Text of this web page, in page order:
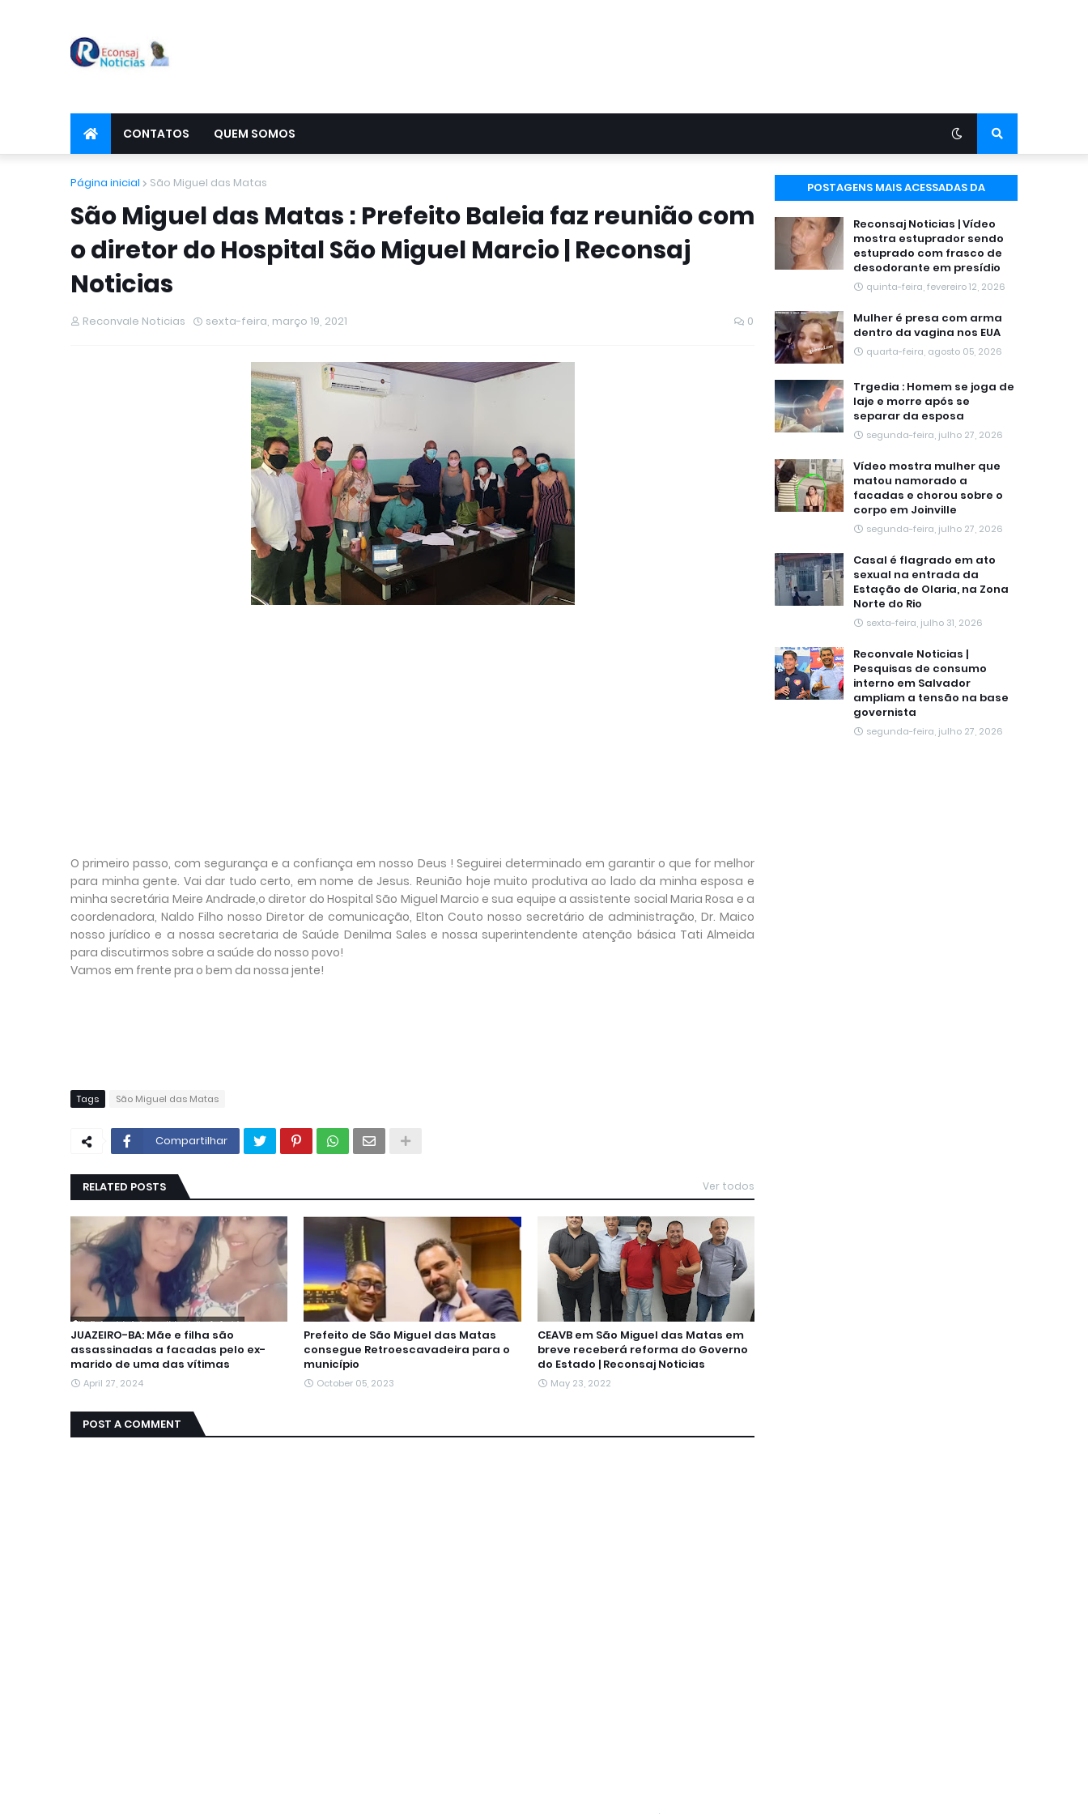
CONTATOS QUEM SOMOS
Página inicial São Miguel das Matas
São Miguel das Matas : Prefeito Baleia faz reunião com
o diretor do Hospital São Miguel Marcio | Reconsaj
Noticias
Reconvale Noticias sexta-feira, março 19, 2021 0
O primeiro passo, com segurança e a confiança em nosso Deus ! Seguirei determinado em garantir o que for melhor
para minha gente. Vai dar tudo certo, em nome de Jesus. Reunião hoje muito produtiva ao lado da minha esposa e
minha secretária Meire Andrade,o diretor do Hospital São Miguel Marcio e sua equipe a assistente social Maria Rosa e a
coordenadora, Naldo Filho nosso Diretor de comunicação, Elton Couto nosso secretário de administração, Dr. Maico
nosso jurídico e a nossa secretaria de Saúde Denilma Sales e nossa superintendente atenção básica Tati Almeida
para discutirmos sobre a saúde do nosso povo!
Vamos em frente pra o bem da nossa jente!
Tags São Miguel das Matas
Compartilhar
RELATED POSTS Ver todos
JUAZEIRO-BA: Mãe e filha são
assassinadas a facadas pelo ex-
marido de uma das vítimas
April 27, 2024
Prefeito de São Miguel das Matas
consegue Retroescavadeira para o
município
October 05, 2023
CEAVB em São Miguel das Matas em
breve receberá reforma do Governo
do Estado | Reconsaj Noticias
May 23, 2022
POST A COMMENT
POSTAGENS MAIS ACESSADAS DA
Reconsaj Noticias | Vídeo
mostra estuprador sendo
estuprado com frasco de
desodorante em presídio
quinta-feira, fevereiro 12, 2026
Mulher é presa com arma
dentro da vagina nos EUA
quarta-feira, agosto 05, 2026
Trgedia : Homem se joga de
laje e morre após se
separar da esposa
segunda-feira, julho 27, 2026
Vídeo mostra mulher que
matou namorado a
facadas e chorou sobre o
corpo em Joinville
segunda-feira, julho 27, 2026
Casal é flagrado em ato
sexual na entrada da
Estação de Olaria, na Zona
Norte do Rio
sexta-feira, julho 31, 2026
Reconvale Noticias |
Pesquisas de consumo
interno em Salvador
ampliam a tensão na base
governista
segunda-feira, julho 27, 2026